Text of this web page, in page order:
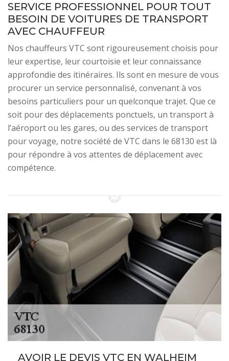
SERVICE PROFESSIONNEL POUR TOUT
BESOIN DE VOITURES DE TRANSPORT
AVEC CHAUFFEUR
Nos chauffeurs VTC sont rigoureusement choisis pour
leur expertise, leur courtoisie et leur connaissance
approfondie des itinéraires. Ils sont en mesure de vous
procurer un service personnalisé, convenant à vos
besoins particuliers pour un quelconque trajet. Que ce
soit pour des déplacements ponctuels, un transport à
l’aéroport ou les gares, ou des services de transport
pour voyage, notre société de VTC dans le 68130 est là
pour répondre à vos attentes de déplacement avec
compétence.
AVOIR LE DEVIS VTC EN WALHEIM